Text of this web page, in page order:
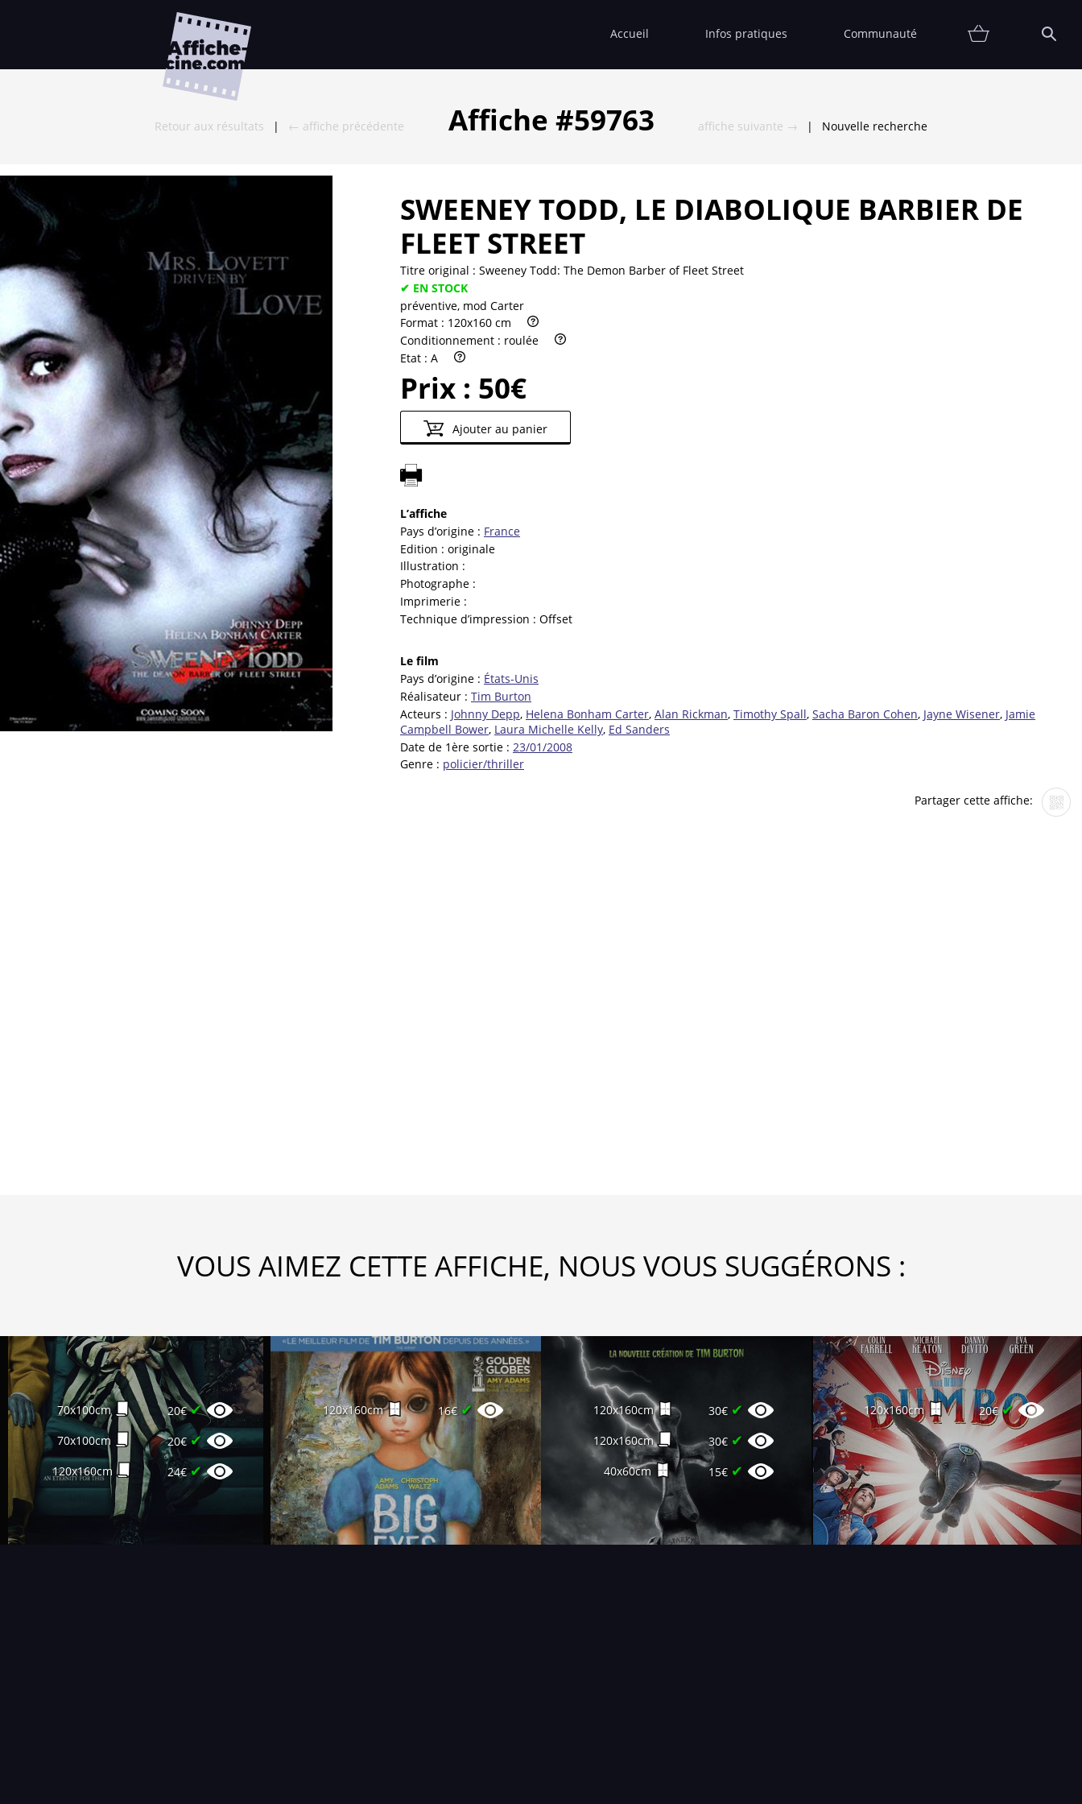
Accueil Infos pratiques
Affiche
Etat
Promotions
Contact
FAQ
Communauté
Collectionneur
Vendu
Thématiques
Partenaires
Vendre
Retour aux résultats | ← affiche précédente Affiche #59763 affiche suivante → | Nouvelle recherche
SWEENEY TODD, LE DIABOLIQUE BARBIER DE
FLEET STREET
Titre original : Sweeney Todd: The Demon Barber of Fleet Street
✔ EN STOCK
préventive, mod Carter
Format : 120x160 cm
Conditionnement : roulée
Etat : A
Prix : 50€
Ajouter au panier
L’affiche
Pays d’origine : France
Edition : originale
Illustration :
Photographe :
Imprimerie :
Technique d’impression : Offset
Le film
Pays d’origine : États-Unis
Réalisateur : Tim Burton
Acteurs : Johnny Depp, Helena Bonham Carter, Alan Rickman, Timothy Spall, Sacha Baron Cohen, Jayne Wisener, Jamie
Campbell Bower, Laura Michelle Kelly, Ed Sanders
Date de 1ère sortie : 23/01/2008
Genre : policier/thriller
Partager cette affiche:
VOUS AIMEZ CETTE AFFICHE, NOUS VOUS SUGGÉRONS :
70x100cm 20€✔
70x100cm 20€✔
120x160cm 24€✔
120x160cm 16€ ✔ 120x160cm 30€ ✔
120x160cm 30€ ✔
40x60cm 15€ ✔
120x160cm 20€✔